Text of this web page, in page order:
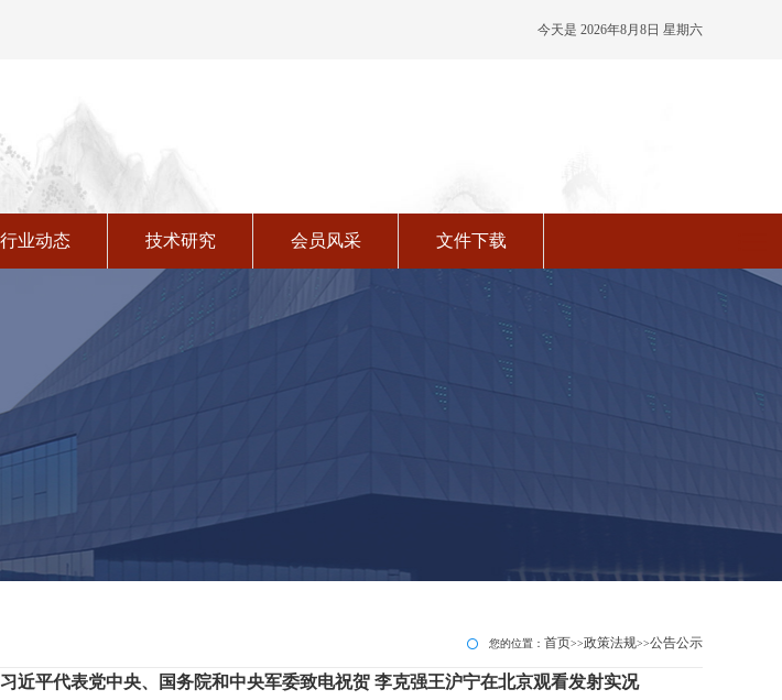
今天是 2026年8月8日 星期六
行业动态 技术研究 会员风采 文件下载
您的位置： 首页>>政策法规>>公告公示
近平代表党中央、国务院和中央军委致电祝贺 李克强王沪宁在北京观看发射实况